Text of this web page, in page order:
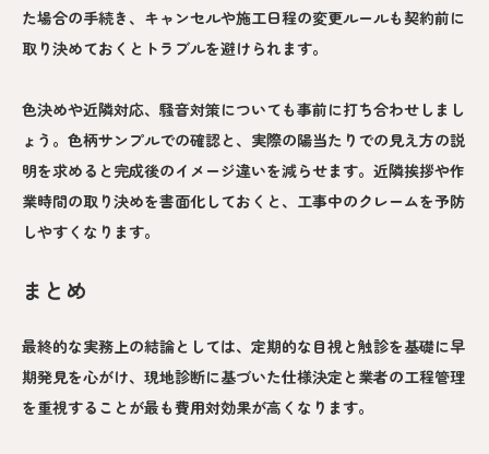
た場合の手続き、キャンセルや施工日程の変更ルールも契約前に
取り決めておくとトラブルを避けられます。
色決めや近隣対応、騒音対策についても事前に打ち合わせしまし
ょう。色柄サンプルでの確認と、実際の陽当たりでの見え方の説
明を求めると完成後のイメージ違いを減らせます。近隣挨拶や作
業時間の取り決めを書面化しておくと、工事中のクレームを予防
しやすくなります。
まとめ
最終的な実務上の結論としては、定期的な目視と触診を基礎に早
期発見を心がけ、現地診断に基づいた仕様決定と業者の工程管理
を重視することが最も費用対効果が高くなります。